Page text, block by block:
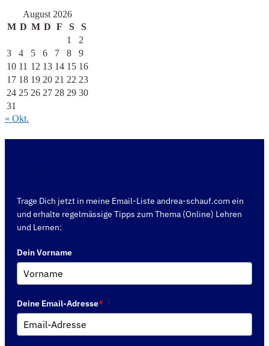
August 2026
M D M D F S
S
1
2
3
4 5 6 7 8
9
10 11 12 13 14 15 16
17 18 19 20 21 22 23
24 25 26 27 28 29 30
31
« Okt.
Trage Dich jetzt in meine Email-Liste andrea-schauf.com ein
und erhalte regelmässige Tipps zum Thema (Online) Lehren
und Lernen:
Dein Vorname
Deine Email-Adresse*